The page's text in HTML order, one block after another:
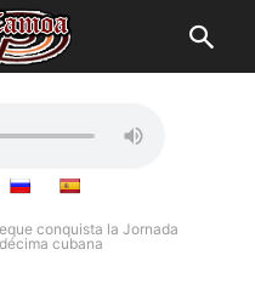
conquista la Jornada
cubana